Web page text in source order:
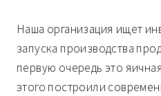
Наша организация ищет
запуска производства
первую очередь это
этого построили